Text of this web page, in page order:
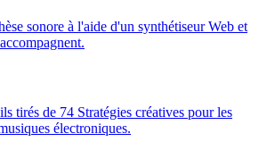
sonore à l'aide d'un synthétiseur Web et
tirés de 74 Stratégies créatives pour les
électroniques.